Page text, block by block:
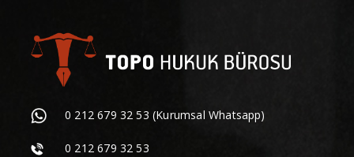
0 212 679 32 53 (Kurumsal Whatsapp)
0 212 679 32 53